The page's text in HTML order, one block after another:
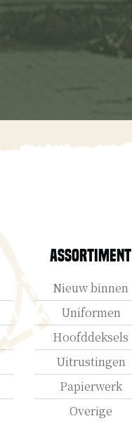
Assortiment
Nieuw binnen
Uniformen
Hoofddeksels
Uitrustingen
Papierwerk
Overige